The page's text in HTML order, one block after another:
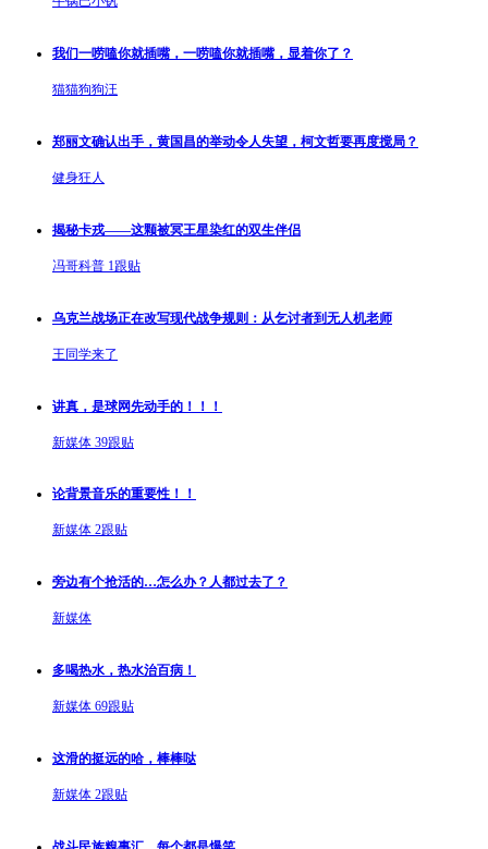
我们一唠嗑你就插嘴，一唠嗑你就插嘴，显着你了？
猫猫狗狗汪
郑丽文确认出手，黄国昌的举动令人失望，柯文哲要再度搅局？
健身狂人
揭秘卡戎——这颗被冥王星染红的双生伴侣
冯哥科普 1跟贴
乌克兰战场正在改写现代战争规则：从乞讨者到无人机老师
王同学来了
讲真，是球网先动手的！！！
新媒体 39跟贴
论背景音乐的重要性！！
新媒体 2跟贴
旁边有个抢活的…怎么办？人都过去了？
新媒体
多喝热水，热水治百病！
新媒体 69跟贴
这滑的挺远的哈，棒棒哒
新媒体 2跟贴